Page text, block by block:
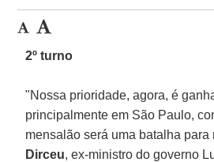
2º turno
"Nossa prioridade, agora, é
principalmente em São Paulo,
mensalão será uma batalha
Dirceu, ex-ministro do governo